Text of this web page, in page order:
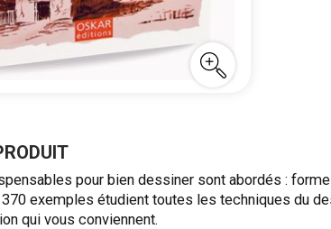
pour bien dessiner sont abordés :
exemples étudient toutes les techniques du
qui vous conviennent.